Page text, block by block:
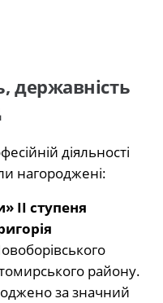
державність
діяльності
нагороджені:
II ступеня
району.
за значний